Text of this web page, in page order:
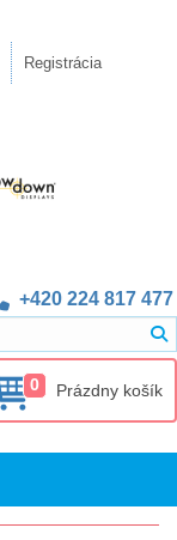
Registrácia
+420 224 817 477
0 Prázdny košík